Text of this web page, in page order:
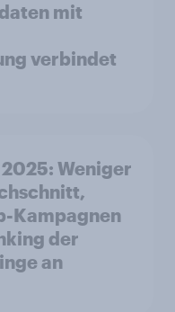
mit
verbindet
Weniger
Kampagnen
der
an